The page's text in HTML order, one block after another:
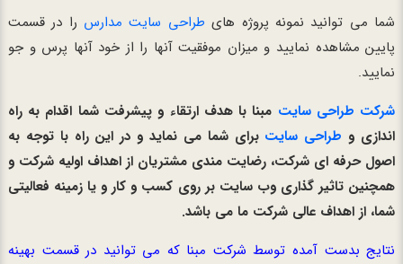
شما می توانید نمونه پروژه های طراحی سایت مدارس را در قسمت
پایین مشاهده نمایید و میزان موفقیت آنها را از خود آنها پرس و جو
نمایید.
شرکت طراحی سایت مبنا با هدف ارتقاء و پیشرفت شما اقدام به راه
اندازی و طراحی سایت برای شما می نماید و در این راه با توجه به
اصول حرفه ای شرکت، رضایت مندی مشتریان از اهداف اولیه شرکت و
همچنین تاثیر گذاری وب سایت بر روی کسب و کار و یا زمینه فعالیتی
شما، از اهداف عالی شرکت ما می باشد.
نتایج بدست آمده توسط شرکت مبنا که می توانید در قسمت بهینه